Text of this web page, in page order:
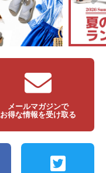
メールマガジンで
お得な情報を受け取る